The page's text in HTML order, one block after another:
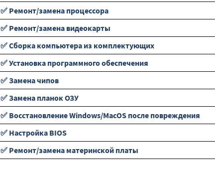
✅ Ремонт/замена процессора
✅ Ремонт/замена видеокарты
✅ Сборка компьютера из комплектующих
✅ Установка программного обеспечения
✅ Замена чипов
✅ Замена планок ОЗУ
✅ Восстановление Windows/MacOS после повреждения
✅ Настройка BIOS
✅ Ремонт/замена материнской платы